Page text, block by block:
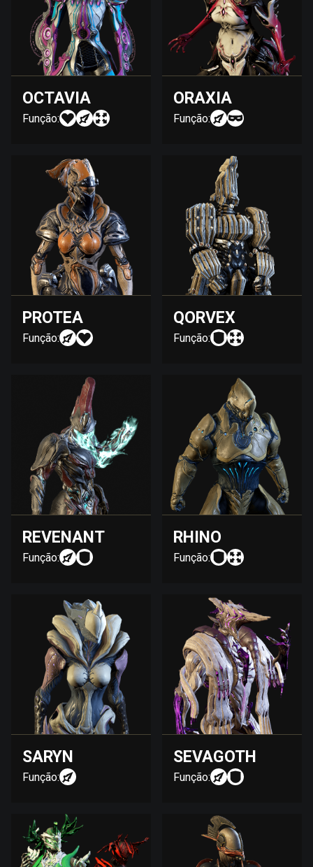
OCTAVIA
Função:
ORAXIA
Função:
PROTEA
Função:
QORVEX
Função:
REVENANT
Função:
RHINO
Função:
SARYN
Função:
SEVAGOTH
Função: